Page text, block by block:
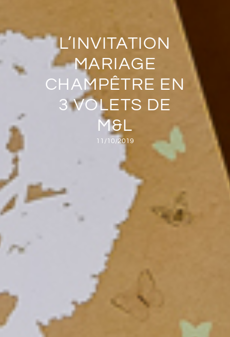
L’INVITATION
MARIAGE
CHAMPÊTRE EN
3 VOLETS DE
M&L
11/10/2019